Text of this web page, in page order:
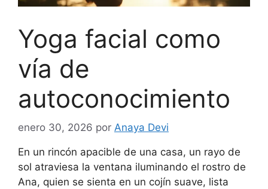
Yoga facial como
vía de
autoconocimiento
enero 30, 2026 por Anaya Devi
En un rincón apacible de una casa, un rayo de
sol atraviesa la ventana iluminando el rostro de
Ana, quien se sienta en un cojín suave, lista